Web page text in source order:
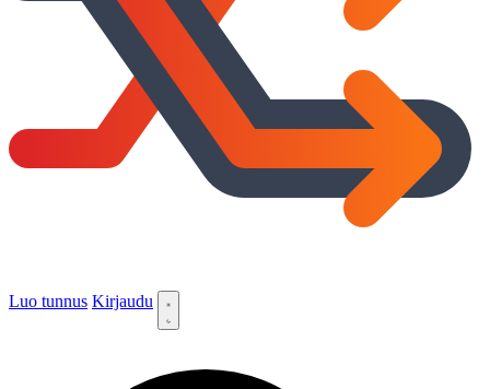
Luo tunnus Kirjaudu